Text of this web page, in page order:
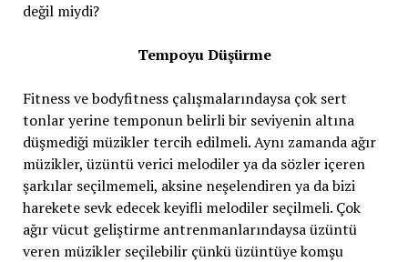
değil miydi?
Tempoyu Düşürme
Fitness ve bodyfitness çalışmalarındaysa çok sert
tonlar yerine temponun belirli bir seviyenin altına
düşmediği müzikler tercih edilmeli. Aynı zamanda ağır
müzikler, üzüntü verici melodiler ya da sözler içeren
şarkılar seçilmemeli, aksine neşelendiren ya da bizi
harekete sevk edecek keyifli melodiler seçilmeli. Çok
ağır vücut geliştirme antrenmanlarındaysa üzüntü
veren müzikler seçilebilir çünkü üzüntüye komşu